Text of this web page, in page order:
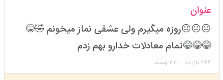
استارتر
عضویت: 1402/12/11
عنوان
😐😐😐روزه میگیرم ولی عشقی نماز میخونم 🤣😂
😂😂😂تمام معادلات خدارو بهم زدم
276 بازدید | 32 پست